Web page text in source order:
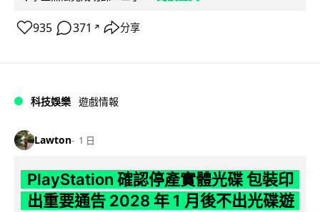
935 371 ↗ 分享
科技娛樂 遊戲情報
Lawton 1 日
PlayStation 確認停產實體光碟 包裝印
出重要通告 2028 年 1 月後不出光碟遊